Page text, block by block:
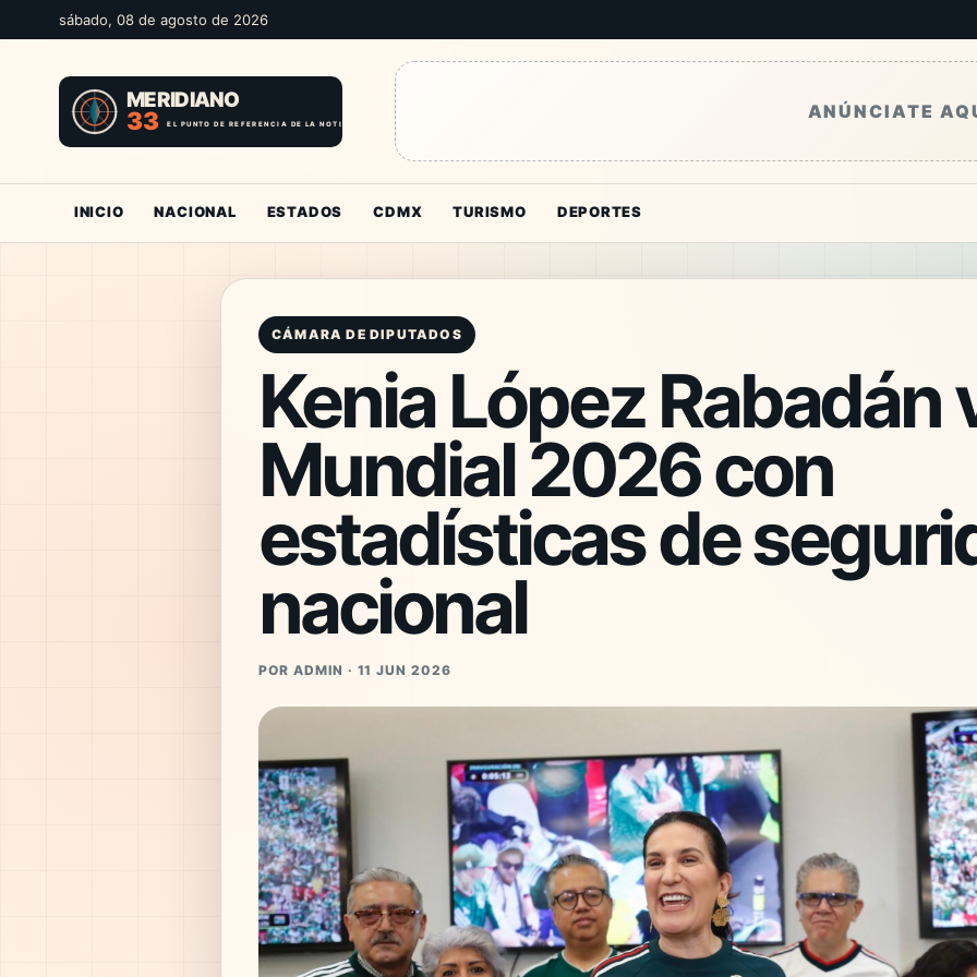
sábado, 08 de agosto de 2026
ANÚNCIATE
INICIO NACIONAL ESTADOS CDMX TURISMO DEPORTES
CÁMARA DE DIPUTADOS
Kenia López Rabadán
Mundial 2026 con
estadísticas de
nacional
POR ADMIN · 11 JUN 2026